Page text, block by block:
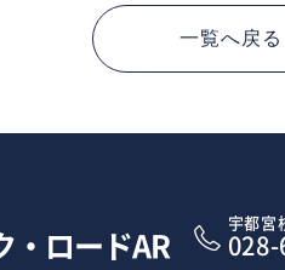
一覧へ戻る
・ロードAR
宇都宮
028-